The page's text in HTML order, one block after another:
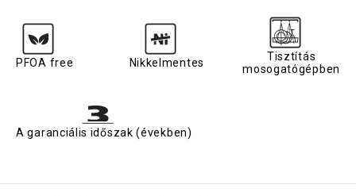
PFOA free Nikkelmentes
Tisztítás
mosogatógépben
A garanciális időszak (években)